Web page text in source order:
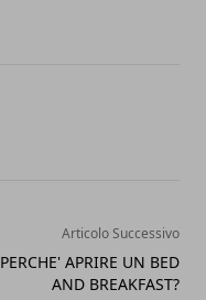
Articolo Successivo
PERCHE' APRIRE UN BED
AND BREAKFAST?